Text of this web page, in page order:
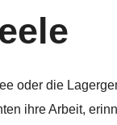
oder die
ihre Arbeit,